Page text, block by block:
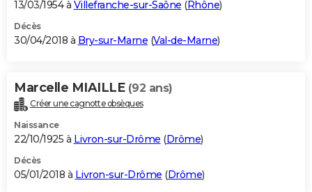
13/03/1954 à Villefranche-sur-Saône (Rhône)
Décès
30/04/2018 à Bry-sur-Marne (Val-de-Marne)
Marcelle MIAILLE (92 ans)
Créer une cagnotte obsèques
Naissance
22/10/1925 à Livron-sur-Drôme (Drôme)
Décès
05/01/2018 à Livron-sur-Drôme (Drôme)